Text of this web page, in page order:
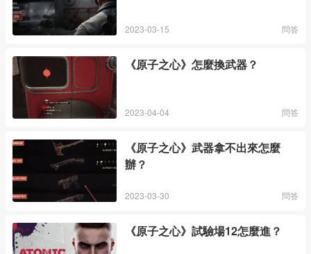
2023-03-15 問答
《原子之心》怎麼換武器？
2023-04-04 問答
《原子之心》武器拿不出來怎麼
辦？
2023-03-30 問答
《原子之心》試驗場12怎麼進？